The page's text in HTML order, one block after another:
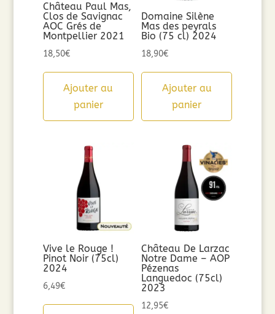
Château Paul Mas,
Clos de Savignac
AOC Grés de
Montpellier 2021
18,50€
Ajouter au
panier
Domaine Silène
Mas des peyrals
Bio (75 cl) 2024
18,90€
Ajouter au
panier
Vive le Rouge !
Pinot Noir (75cl)
2024
6,49€
Château De Larzac
Notre Dame – AOP
Pézenas
Languedoc (75cl)
2023
12,95€